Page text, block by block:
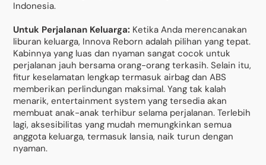
Indonesia.
Untuk Perjalanan Keluarga: Ketika Anda merencanakan
liburan keluarga, Innova Reborn adalah pilihan yang tepat.
Kabinnya yang luas dan nyaman sangat cocok untuk
perjalanan jauh bersama orang-orang terkasih. Selain itu,
fitur keselamatan lengkap termasuk airbag dan ABS
memberikan perlindungan maksimal. Yang tak kalah
menarik, entertainment system yang tersedia akan
membuat anak-anak terhibur selama perjalanan. Terlebih
lagi, aksesibilitas yang mudah memungkinkan semua
anggota keluarga, termasuk lansia, naik turun dengan
nyaman.